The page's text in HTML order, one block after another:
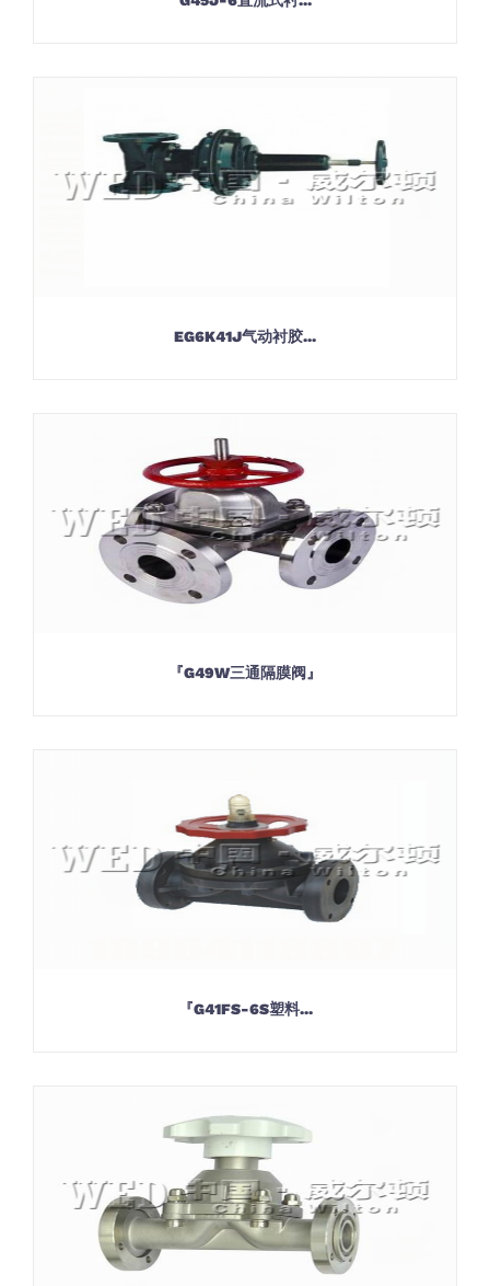
EG6K41J气动衬胶...
『G49W三通隔膜阀』
『G41FS-6S塑料...